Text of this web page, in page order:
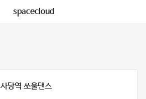
spacecloud
사당역 쏘울댄스